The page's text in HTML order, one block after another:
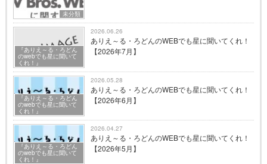
未分類
『ありえ～る・ろどん
のwebでも星に聞いて
くれ！』
2026.06.26
ありえ～る・ろどんのWEBでも星に聞いてくれ！
【2026年7月】
『ありえ～る・ろどん
のwebでも星に聞いて
くれ！』
2026.05.28
ありえ～る・ろどんのWEBでも星に聞いてくれ！
【2026年6月】
『ありえ～る・ろどん
のwebでも星に聞いて
くれ！』
2026.04.27
ありえ～る・ろどんのWEBでも星に聞いてくれ！
【2026年5月】